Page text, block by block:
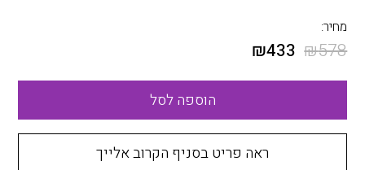
מחיר:
₪578
₪433
הוספה לסל
ראה פריט בסניף הקרוב אלייך